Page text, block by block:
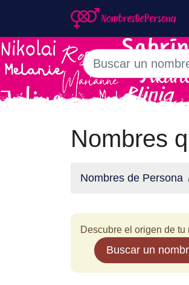
Nombres
Nombres de Persona
Descubre el origen de tu
Buscar un